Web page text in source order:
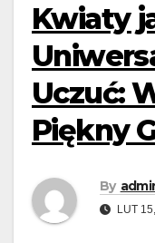
Kwiaty
Uczuć:
Piękny
By
LUT